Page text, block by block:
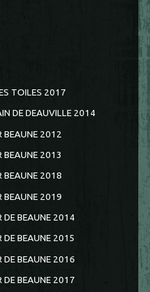
TOILES 2017
DE DEAUVILLE 2014
BEAUNE 2012
BEAUNE 2013
BEAUNE 2018
BEAUNE 2019
DE BEAUNE 2014
DE BEAUNE 2015
DE BEAUNE 2016
DE BEAUNE 2017